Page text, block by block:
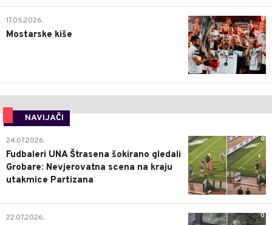
0
17.05.2026.
Mostarske kiše
NAVIJAČI
0
24.07.2026.
Fudbaleri UNA Štrasena šokirano gledali
Grobare: Nevjerovatna scena na kraju
utakmice Partizana
0
22.07.2026.